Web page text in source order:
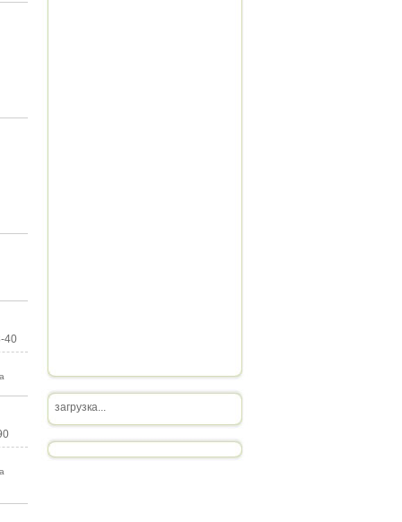
40
загрузка...